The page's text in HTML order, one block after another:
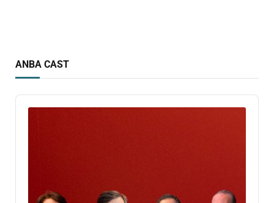
ANBA CAST
Audio
Player